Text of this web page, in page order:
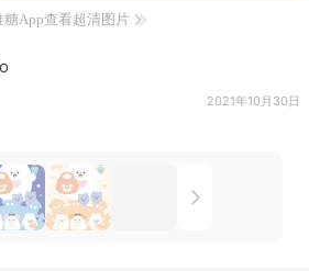
糖App查看超清图片
2021年10月30日